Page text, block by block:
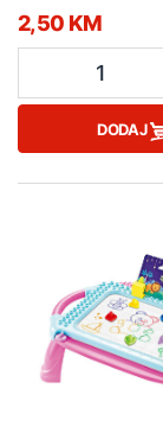
2,50 KM
1
DODAJ